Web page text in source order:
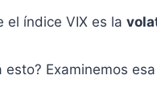
el índice VIX es la
esto? Examinemos